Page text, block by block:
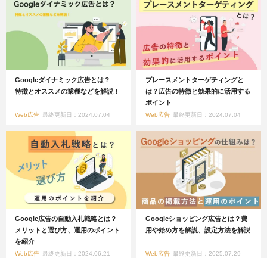
Googleダイナミック広告とは？
特徴とオススメの業種などを解説！
Web広告 最終更新日：2024.07.04
プレースメントターゲティングと
は？広告の特徴と効果的に活用する
ポイント
Web広告 最終更新日：2024.07.04
Google広告の自動入札戦略とは？
メリットと選び方、運用のポイント
を紹介
Web広告 最終更新日：2024.06.21
Googleショッピング広告とは？費
用や始め方を解説、設定方法を解説
Web広告 最終更新日：2025.07.29